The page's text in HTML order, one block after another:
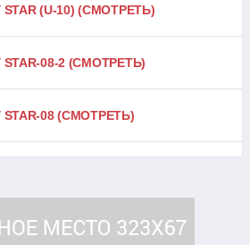
STAR (U-10) (СМОТРЕТЬ)
STAR-08-2 (СМОТРЕТЬ)
STAR-08 (СМОТРЕТЬ)